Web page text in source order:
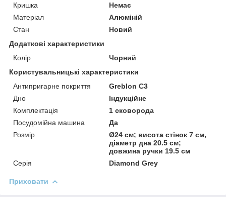
Кришка
Немає
Матеріал
Алюміній
Стан
Новий
Додаткові характеристики
Колір
Чорний
Користувальницькі характеристики
Антипригарне покриття
Greblon С3
Дно
Індукційне
Комплектація
1 сковорода
Посудомійна машина
Да
Розмір
Ø24 см; висота стінок 7 см,
діаметр дна 20.5 см;
довжина ручки 19.5 см
Серія
Diamond Grey
Приховати